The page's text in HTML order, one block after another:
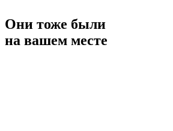
Они тоже были
на вашем месте